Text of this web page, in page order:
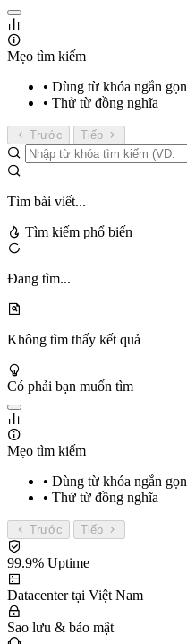
Mẹo tìm kiếm
• Dùng từ khóa ngắn gọn
• Thử từ đồng nghĩa
Trước Tiếp
Tìm bài viết...
Tìm kiếm phổ biến
Đang tìm...
Không tìm thấy kết quả
Có phải bạn muốn tìm
Mẹo tìm kiếm
• Dùng từ khóa ngắn gọn
• Thử từ đồng nghĩa
Trước Tiếp
99.9% Uptime
Datacenter tại Việt Nam
Sao lưu & bảo mật